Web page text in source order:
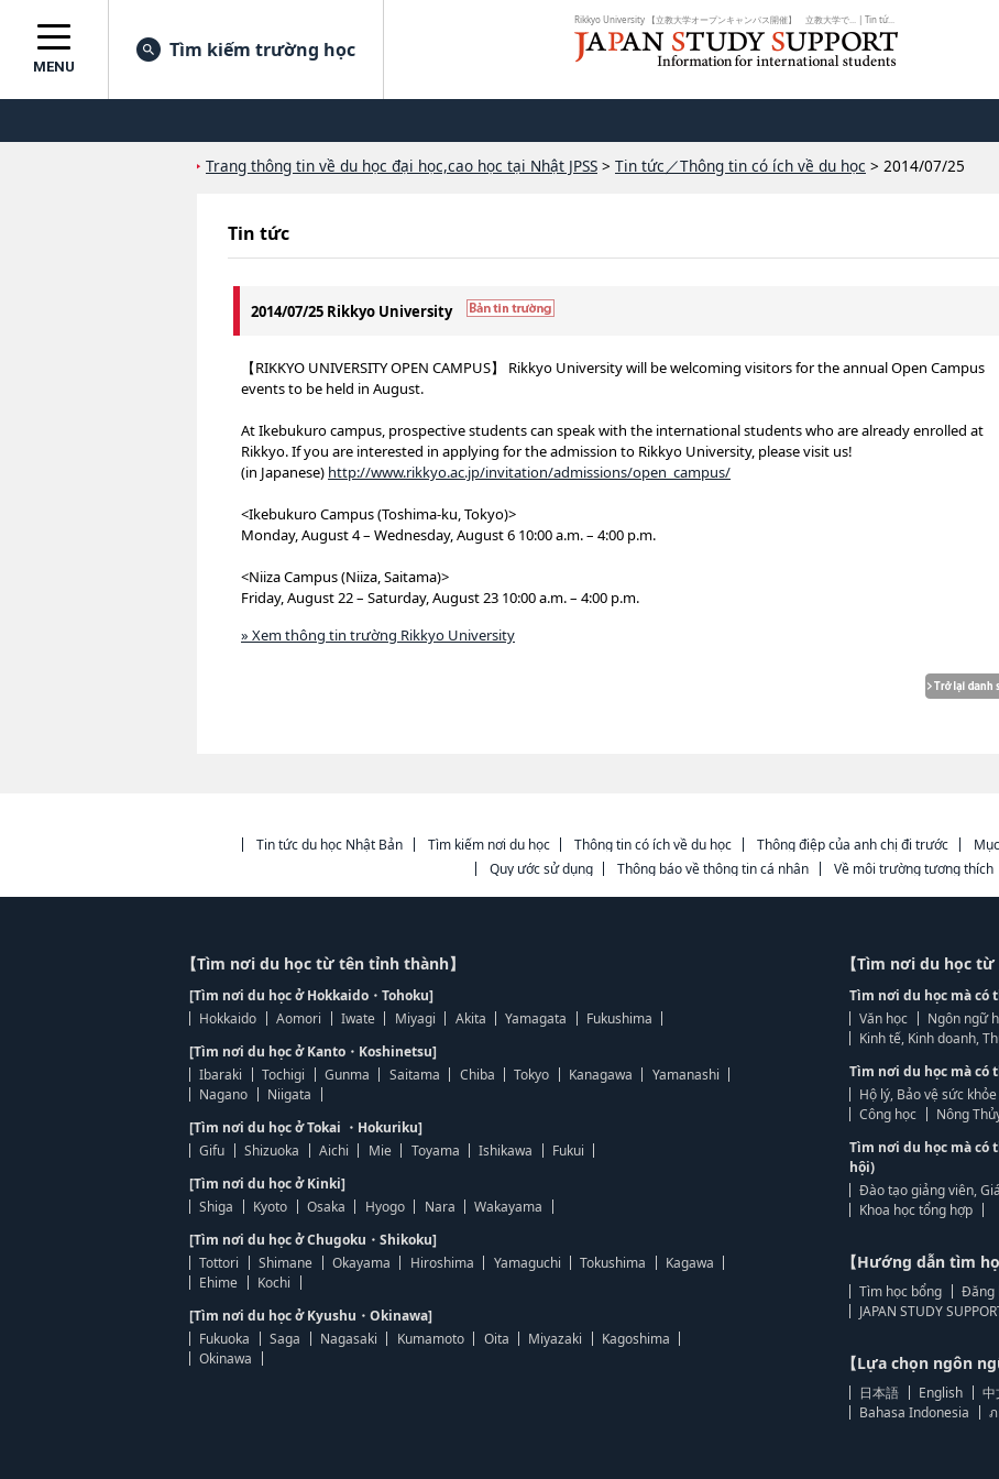
Rikkyo University 【立教大学オープンキャンパス開催】 立教大学で... | Tin tứ...
MENU
Tìm kiếm trường học
Trang thông tin về du học đại học,cao học tại Nhật JPSS > Tin tức／Thông tin có ích về du học > 2014/07/25
Tin tức
2014/07/25 Rikkyo University
【RIKKYO UNIVERSITY OPEN CAMPUS】 Rikkyo University will be welcoming visitors for the annual Open Campus
events to be held in August.
At Ikebukuro campus, prospective students can speak with the international students who are already enrolled at
Rikkyo. If you are interested in applying for the admission to Rikkyo University, please visit us!
(in Japanese) http://www.rikkyo.ac.jp/invitation/admissions/open_campus/
<Ikebukuro Campus (Toshima-ku, Tokyo)>
Monday, August 4 – Wednesday, August 6 10:00 a.m. – 4:00 p.m.
<Niiza Campus (Niiza, Saitama)>
Friday, August 22 – Saturday, August 23 10:00 a.m. – 4:00 p.m.
» Xem thông tin trường Rikkyo University
Tin tức du học Nhật Bản Tìm kiếm nơi du học Thông tin có ích về du học Thông điệp của anh chị đi trước
Quy ước sử dụng
Thông báo về thông tin cá nhân Về môi trường tương thích
【Tìm nơi du học từ tên tỉnh thành】
[Tìm nơi du học ở Hokkaido・Tohoku]
Hokkaido
Aomori Iwate Miyagi Akita Yamagata
Fukushima
[Tìm nơi du học ở Kanto・Koshinetsu]
Ibaraki
Tochigi Gunma Saitama Chiba Tokyo Kanagawa
Yamanashi
Nagano
Niigata
[Tìm nơi du học ở Tokai ・Hokuriku]
Gifu
Shizuoka Aichi Mie Toyama Ishikawa
Fukui
[Tìm nơi du học ở Kinki]
Shiga
Kyoto Osaka Hyogo Nara
Wakayama
[Tìm nơi du học ở Chugoku・Shikoku]
Tottori
Shimane Okayama Hiroshima Yamaguchi Tokushima
Kagawa
Ehime
Kochi
[Tìm nơi du học ở Kyushu・Okinawa]
Fukuoka
Saga Nagasaki Kumamoto Oita Miyazaki
Kagoshima
Okinawa
【Tìm nơi du học từ
Tìm nơi du học mà có
Văn học
Ngôn ngữ
Kinh tế, Kinh doanh,
Tìm nơi du học mà có
Hộ lý, Bảo vệ sức khỏe
Công học
Nông
Tìm nơi du học mà có
hội)
Đào tạo giảng viên,
Khoa học tổng hợp
【Hướng dẫn tìm
Tìm học bổng
Đăng
JAPAN STUDY
【Lựa chọn ngôn
日本語 English 中
Bahasa Indonesia